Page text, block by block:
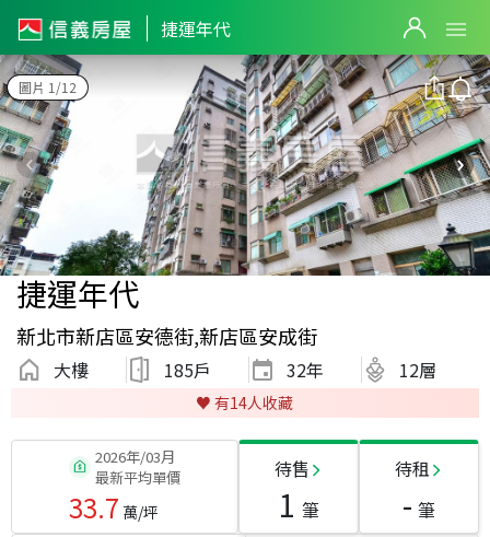
捷運年代
圖片 1/12
捷運年代
新北市新店區安德街,新店區安成街
大樓 185戶 32年 12層
♥️ 有14人收藏
2026年/03月
最新平均單價
33.7 萬/坪
待售
1 筆
待租
- 筆